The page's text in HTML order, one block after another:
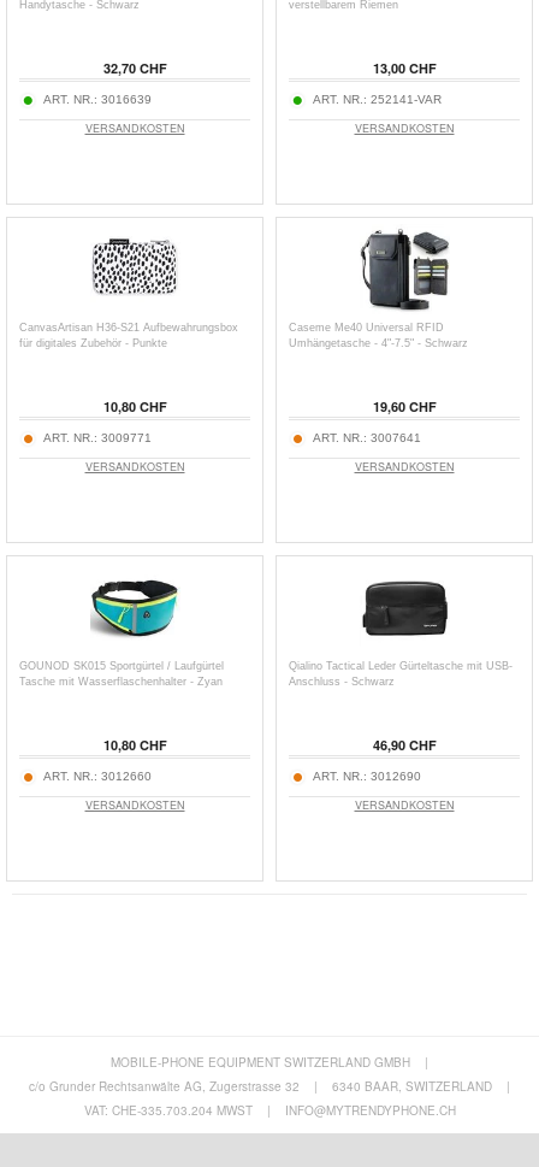
Handytasche - Schwarz
32,70 CHF
ART. NR.: 3016639
VERSANDKOSTEN
verstellbarem Riemen
13,00 CHF
ART. NR.: 252141-VAR
VERSANDKOSTEN
CanvasArtisan H36-S21 Aufbewahrungsbox
für digitales Zubehör - Punkte
10,80 CHF
ART. NR.: 3009771
VERSANDKOSTEN
Caseme Me40 Universal RFID
Umhängetasche - 4"-7.5" - Schwarz
19,60 CHF
ART. NR.: 3007641
VERSANDKOSTEN
GOUNOD SK015 Sportgürtel / Laufgürtel
Tasche mit Wasserflaschenhalter - Zyan
10,80 CHF
ART. NR.: 3012660
VERSANDKOSTEN
Qialino Tactical Leder Gürteltasche mit USB-
Anschluss - Schwarz
46,90 CHF
ART. NR.: 3012690
VERSANDKOSTEN
MOBILE-PHONE EQUIPMENT SWITZERLAND GMBH
|
c/o Grunder Rechtsanwälte AG, Zugerstrasse 32
| 6340 BAAR, SWITZERLAND
|
VAT: CHE-335.703.204 MWST
| INFO@MYTRENDYPHONE.CH